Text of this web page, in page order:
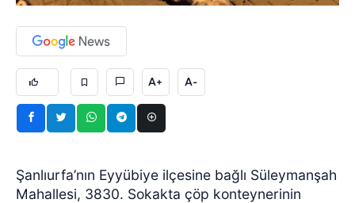
A+ A-
Şanlıurfa’nın Eyyübiye ilçesine bağlı Süleymanşah
Mahallesi, 3830. Sokakta çöp konteynerinin